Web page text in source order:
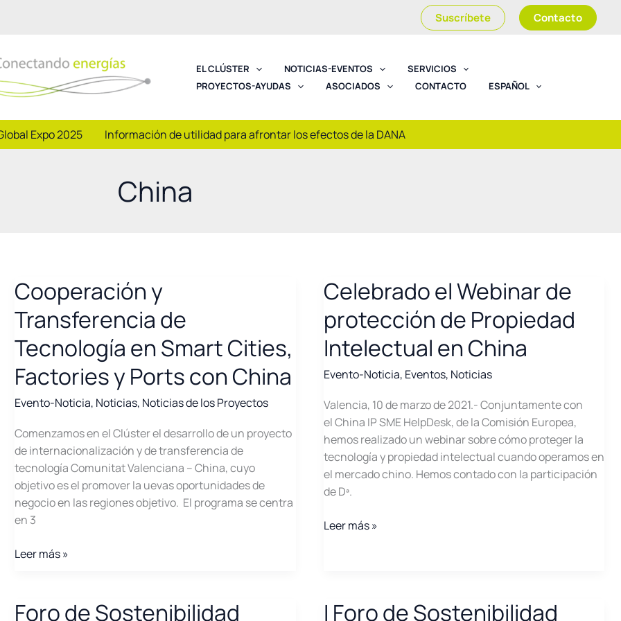
Suscríbete Contacto
EL CLÚSTER NOTICIAS-EVENTOS
SERVICIOS
PROYECTOS-AYUDAS
ASOCIADOS CONTACTO ESPAÑOL
Expo 2025 Información de utilidad para afrontar los efectos de la DANA
China
Cooperación y
Transferencia de
Tecnología en Smart Cities,
Factories y Ports con China
Evento-Noticia, Noticias, Noticias de los Proyectos
Comenzamos en el Clúster el desarrollo de un proyecto
de internacionalización y de transferencia de
tecnología Comunitat Valenciana – China, cuyo
objetivo es el promover la uevas oportunidades de
negocio en las regiones objetivo. El programa se centra
en 3
Cooperación
de
Leer más »
Celebrado el Webinar de
protección de Propiedad
Intelectual en China
Evento-Noticia, Eventos, Noticias
Valencia, 10 de marzo de 2021.- Conjuntamente con
el China IP SME HelpDesk, de la Comisión Europea,
hemos realizado un webinar sobre cómo proteger la
tecnología y propiedad intelectual cuando operamos en
el mercado chino. Hemos contado con la participación
de Dª.
Celebrado
Leer más »
Foro de Sostenibilidad I Foro de Sostenibilidad